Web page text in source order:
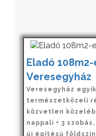
Eladó
Veresegyház
Veresegyház
természetközeli
közvetlen
nappali + 3
új építésű